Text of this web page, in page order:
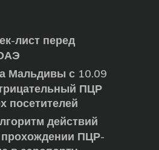
лист перед
Мальдивы с 10.09
ПЦР
посетителей
действий
прохождении ПЦР-